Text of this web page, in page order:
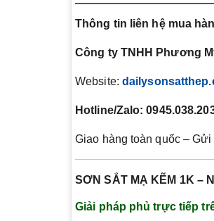
Thông tin liên hệ mua
Công ty TNHH Phương
Website:
Hotline/Zalo:
Giao hàng toàn quốc –
SƠN SẮT MẠ KẼM 1K –
Giải pháp phủ trực tiếp